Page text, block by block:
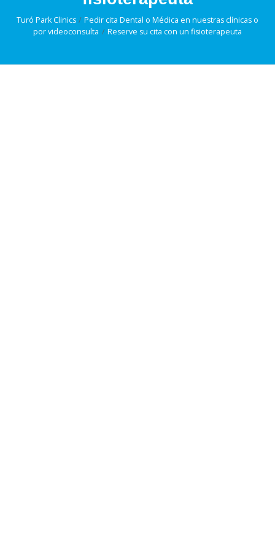
Turó Park Clinics
Pedir cita Dental o Médica en nuestras clínicas o
por videoconsulta
Reserve su cita con un fisioterapeuta